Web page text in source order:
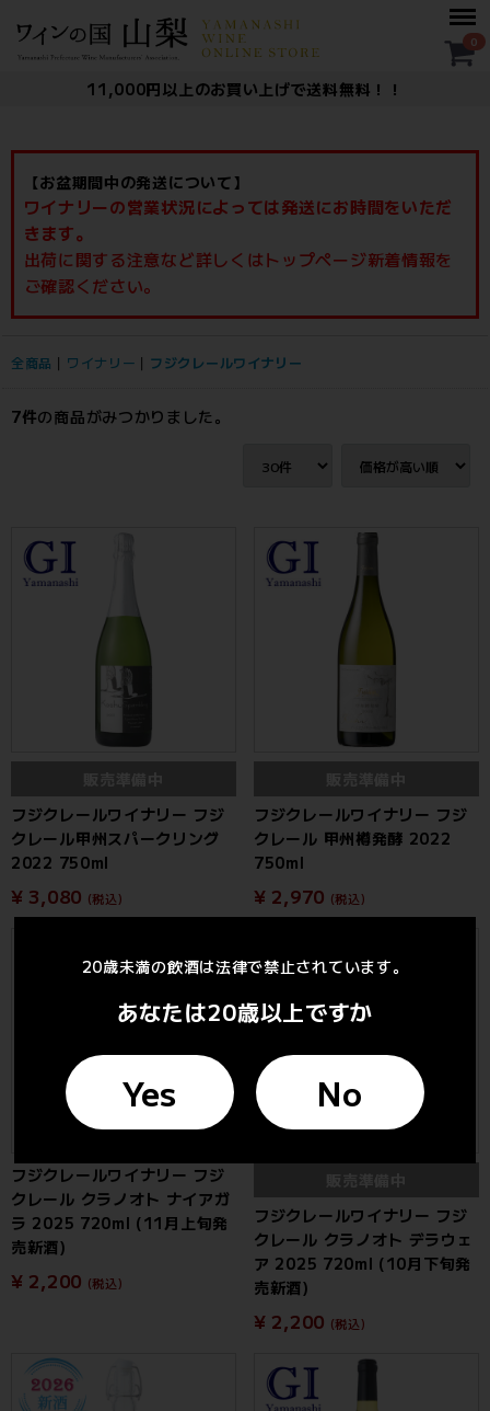
20歳未満の飲酒は法律で禁止されています。
あなたは20歳以上ですか
Yes No
0
11,000円以上のお買い上げで送料無料！！
Menu
【お盆期間中の発送について】
ワイナリーの営業状況によっては発送にお時間をいただ
きます。
出荷に関する注意など詳しくはトップページ新着情報を
ご確認ください。
全商品 ワイナリー フジクレールワイナリー
7件の商品がみつかりました。
フジクレールワイナリー フジ
クレール甲州スパークリング
2022 750ml
¥ 3,080 (税込)
フジクレールワイナリー フジ
クレール 甲州樽発酵 2022
750ml
¥ 2,970 (税込)
フジクレールワイナリー フジ
クレール クラノオト ナイアガ
ラ 2025 720ml (11月上旬発
売新酒)
¥ 2,200 (税込)
フジクレールワイナリー フジ
クレール クラノオト デラウェ
ア 2025 720ml (10月下旬発
売新酒)
¥ 2,200 (税込)